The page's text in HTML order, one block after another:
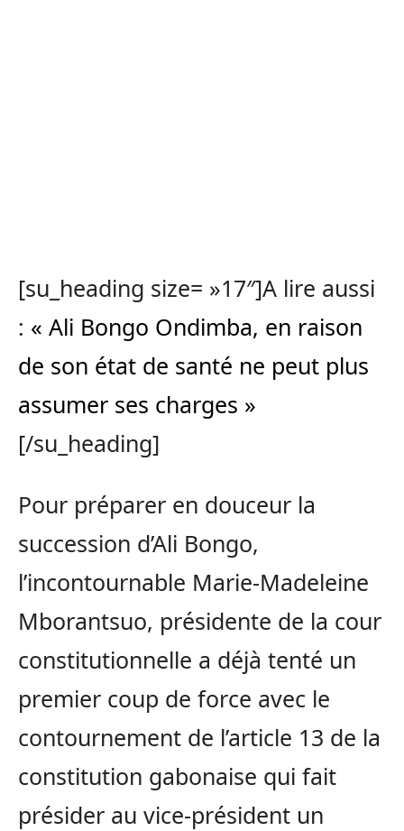
[su_heading size= »17″]A lire aussi
: « Ali Bongo Ondimba, en raison
de son état de santé ne peut plus
assumer ses charges »
[/su_heading]
Pour préparer en douceur la
succession d’Ali Bongo,
l’incontournable Marie-Madeleine
Mborantsuo, présidente de la cour
constitutionnelle a déjà tenté un
premier coup de force avec le
contournement de l’article 13 de la
constitution gabonaise qui fait
présider au vice-président un